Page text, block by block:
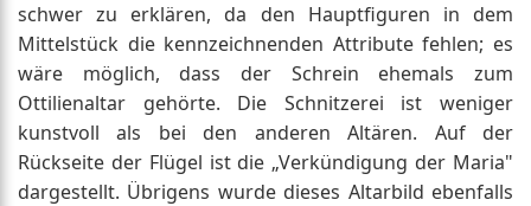
schwer zu erklären, da den Hauptfiguren in dem
Mittelstück die kennzeichnenden Attribute fehlen; es
wäre möglich, dass der Schrein ehemals zum
Ottilienaltar gehörte. Die Schnitzerei ist weniger
kunstvoll als bei den anderen Altären. Auf der
Rückseite der Flügel ist die „Verkündigung der Maria"
dargestellt. Übrigens wurde dieses Altarbild ebenfalls